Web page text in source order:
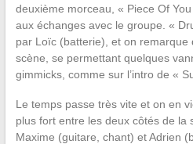
deuxième morceau, « Piece Of
aux échanges avec le groupe. «
par Loïc (batterie), et on remarque
scène, se permettant quelques
gimmicks, comme sur l’intro de «
Le temps passe très vite et on en
plus fort entre les deux côtés de la
Maxime (guitare, chant) et Adrien